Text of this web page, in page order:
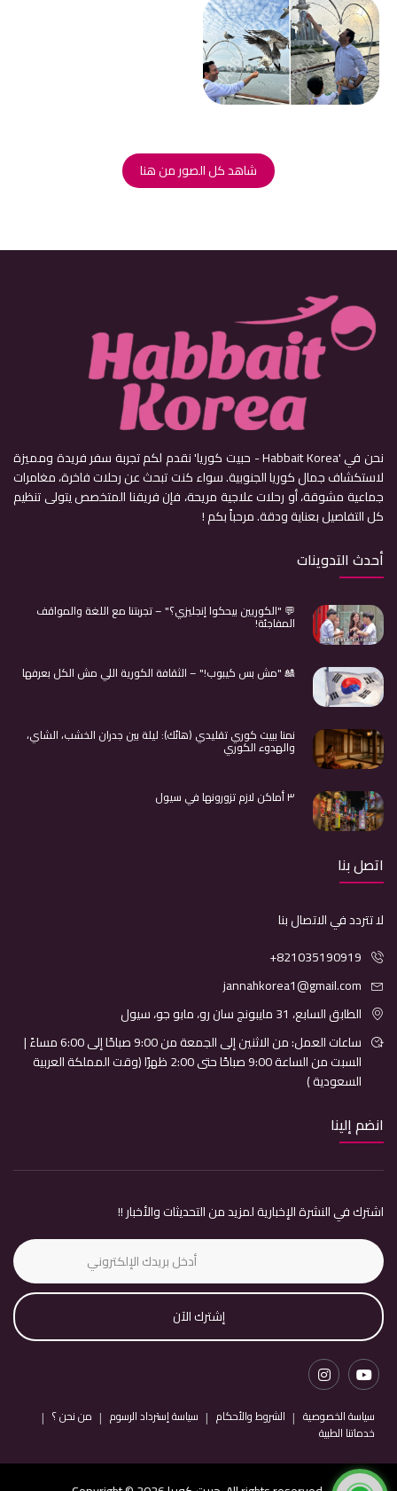
شاهد كل الصور من هنا
نحن في 'Habbait Korea - حبيت كوريا' نقدم لكم تجربة سفر فريدة ومميزة
لاستكشاف جمال كوريا الجنوبية. سواء كنت تبحث عن رحلات فاخرة، مغامرات
جماعية مشوقة، أو رحلات علاجية مريحة، فإن فريقنا المتخصص يتولى تنظيم
كل التفاصيل بعناية ودقة. مرحباً بكم !
أحدث التدوينات
💬 "الكوريين بيحكوا إنجليزي؟" – تجربتنا مع اللغة والمواقف
المفاجئة!
🎎 "مش بس كيبوب!" – الثقافة الكورية اللي مش الكل بعرفها
نمنا ببيت كوري تقليدي (هانُك): ليلة بين جدران الخشب، الشاي،
والهدوء الكوري
٣ أماكن لازم تزورونها في سيول
اتصل بنا
لا تتردد في الاتصال بنا
+821035190919
jannahkorea1@gmail.com
الطابق السابع، 31 مايبونج سان رو، مابو جو، سيول
ساعات العمل: من الاثنين إلى الجمعة من 9:00 صباحًا إلى 6:00 مساءً |
السبت من الساعة 9:00 صباحًا حتى 2:00 ظهرًا (وقت المملكة العربية
السعودية )
انضم إلينا
اشترك في النشرة الإخبارية لمزيد من التحديثات والأخبار !!
إشترك الآن
سياسة الخصوصية الشروط والأحكام سياسة إسترداد الرسوم
من نحن ؟
خدماتنا الطبية